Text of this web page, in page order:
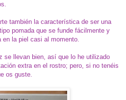
también la característica de ser una
pomada que se funde fácilmente y
en la piel casi al momento.
se llevan bien, así que lo he utilizado
extra en el rostro; pero, si no tenéis
os guste.